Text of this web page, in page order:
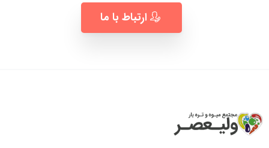
ارتباط با ما